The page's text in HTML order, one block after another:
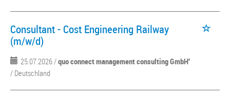
Consultant - Cost Engineering Railway
(m/w/d)
25.07.2026 /quo connect management consulting GmbH''
/ Deutschland